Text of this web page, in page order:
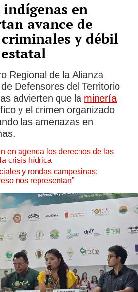
indígenas en
avance de
y débil
Regional de la Alianza
Defensores del Territorio
advierten que la minería
y el crimen organizado
las amenazas en
en agenda los derechos de las
crisis hídrica
y rondas campesinas:
nos representan”